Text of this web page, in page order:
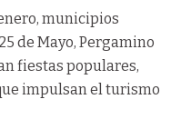
municipios
de Mayo, Pergamino
fiestas populares,
impulsan el turismo